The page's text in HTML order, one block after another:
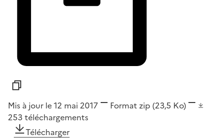
Mis à jour le 12 mai 2017 Format zip (23,5 Ko)
253 téléchargements
Télécharger